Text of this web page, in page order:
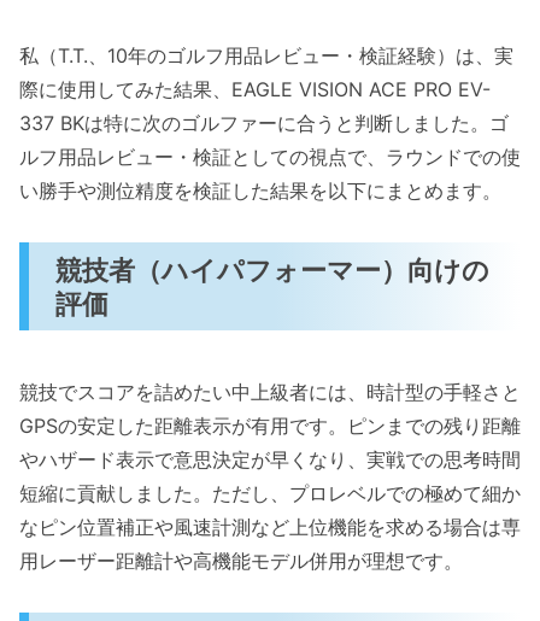
私（T.T.、10年のゴルフ用品レビュー・検証経験）は、実
際に使用してみた結果、EAGLE VISION ACE PRO EV-
337 BKは特に次のゴルファーに合うと判断しました。ゴ
ルフ用品レビュー・検証としての視点で、ラウンドでの使
い勝手や測位精度を検証した結果を以下にまとめます。
競技者（ハイパフォーマー）向けの
評価
競技でスコアを詰めたい中上級者には、時計型の手軽さと
GPSの安定した距離表示が有用です。ピンまでの残り距離
やハザード表示で意思決定が早くなり、実戦での思考時間
短縮に貢献しました。ただし、プロレベルでの極めて細か
なピン位置補正や風速計測など上位機能を求める場合は専
用レーザー距離計や高機能モデル併用が理想です。